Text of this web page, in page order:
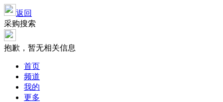
返回
采购搜索
抱歉，暂无相关信息
首页
频道
我的
更多